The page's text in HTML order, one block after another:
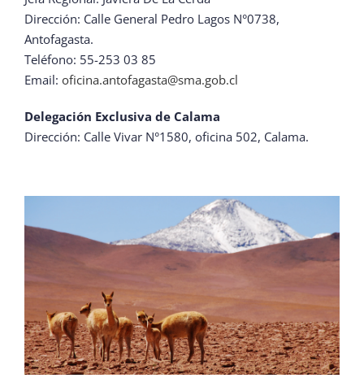
Dirección: Calle General Pedro Lagos N°0738,
Antofagasta.
Teléfono: 55-253 03 85
Email: oficina.antofagasta@sma.gob.cl
Delegación Exclusiva de Calama
Dirección: Calle Vivar N°1580, oficina 502, Calama.